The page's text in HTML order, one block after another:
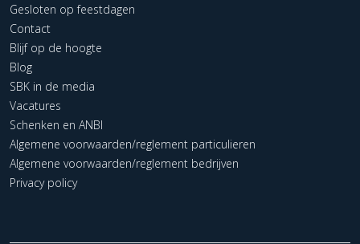
Gesloten op feestdagen
Contact
Blijf op de hoogte
Blog
SBK in de media
Vacatures
Schenken en ANBI
Algemene voorwaarden/reglement particulieren
Algemene voorwaarden/reglement bedrijven
Privacy policy